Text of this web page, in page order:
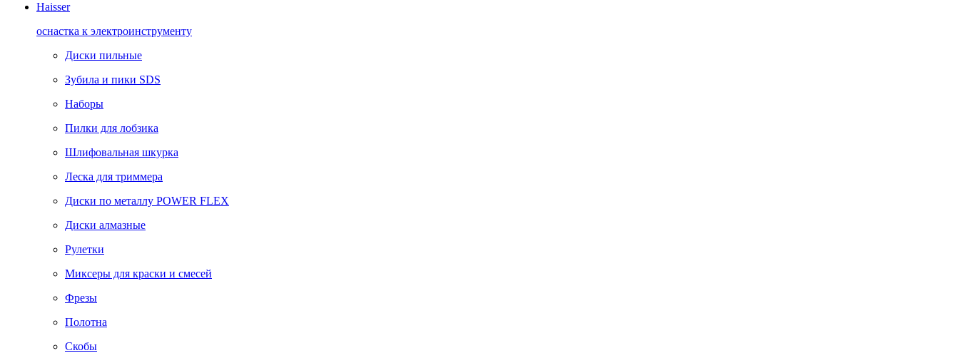
Haisser
оснастка к электроинструменту
Диски пильные
Зубила и пики SDS
Наборы
Пилки для лобзика
Шлифовальная шкурка
Леска для триммера
Диски по металлу POWER FLEX
Диски алмазные
Рулетки
Миксеры для краски и смесей
Фрезы
Полотна
Скобы